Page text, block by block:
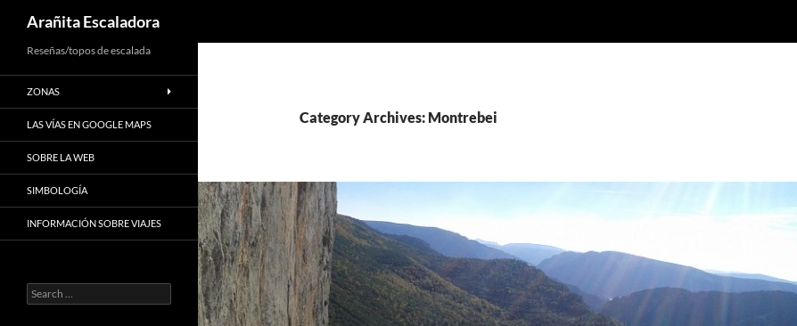
to
content
Arañita Escaladora
Category Archives: Montrebei
Reseñas/topos de escalada
ZONAS
LAS VÍAS EN GOOGLE MAPS
SOBRE LA WEB
SIMBOLOGÍA
INFORMACIÓN SOBRE VIAJES
Search
for: